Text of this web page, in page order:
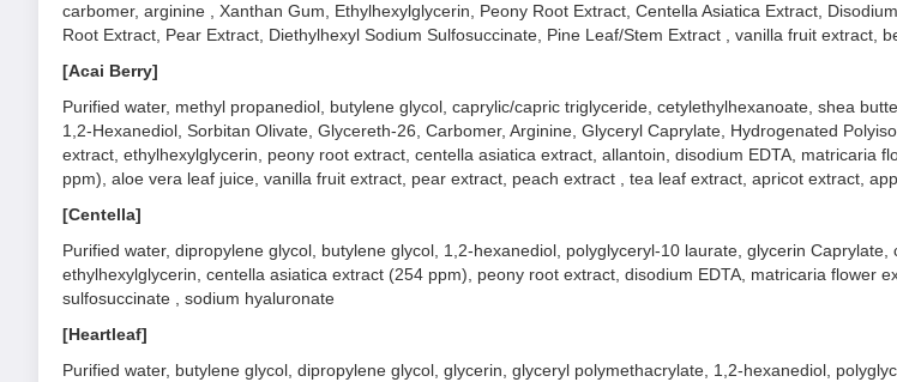
carbomer, arginine , Xanthan Gum, Ethylhexylglycerin, Peony Root Extract, Centella Asiatica Extract,
Root Extract, Pear Extract, Diethylhexyl Sodium Sulfosuccinate, Pine Leaf/Stem Extract , vanilla fruit extract,
[Acai Berry]
Purified water, methyl propanediol, butylene glycol, caprylic/capric triglyceride, cetylethylhexanoate, shea
1,2-Hexanediol, Sorbitan Olivate, Glycereth-26, Carbomer, Arginine, Glyceryl Caprylate, Hydrogenated
extract, ethylhexylglycerin, peony root extract, centella asiatica extract, allantoin, disodium EDTA, matricaria
ppm), aloe vera leaf juice, vanilla fruit extract, pear extract, peach extract , tea leaf extract, apricot extract,
[Centella]
Purified water, dipropylene glycol, butylene glycol, 1,2-hexanediol, polyglyceryl-10 laurate, glycerin Caprylate,
ethylhexylglycerin, centella asiatica extract (254 ppm), peony root extract, disodium EDTA, matricaria flower
sulfosuccinate , sodium hyaluronate
[Heartleaf]
Purified water, butylene glycol, dipropylene glycol, glycerin, glyceryl polymethacrylate, 1,2-hexanediol,